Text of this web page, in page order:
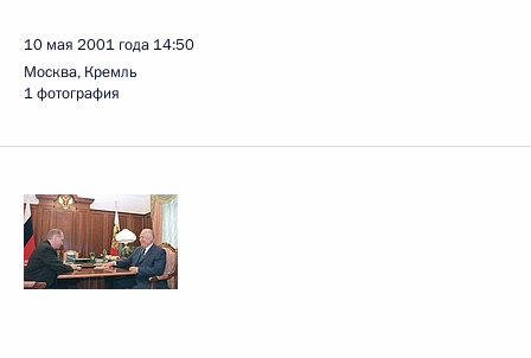
10 мая 2001 года 14:50
Москва, Кремль
1 фотография